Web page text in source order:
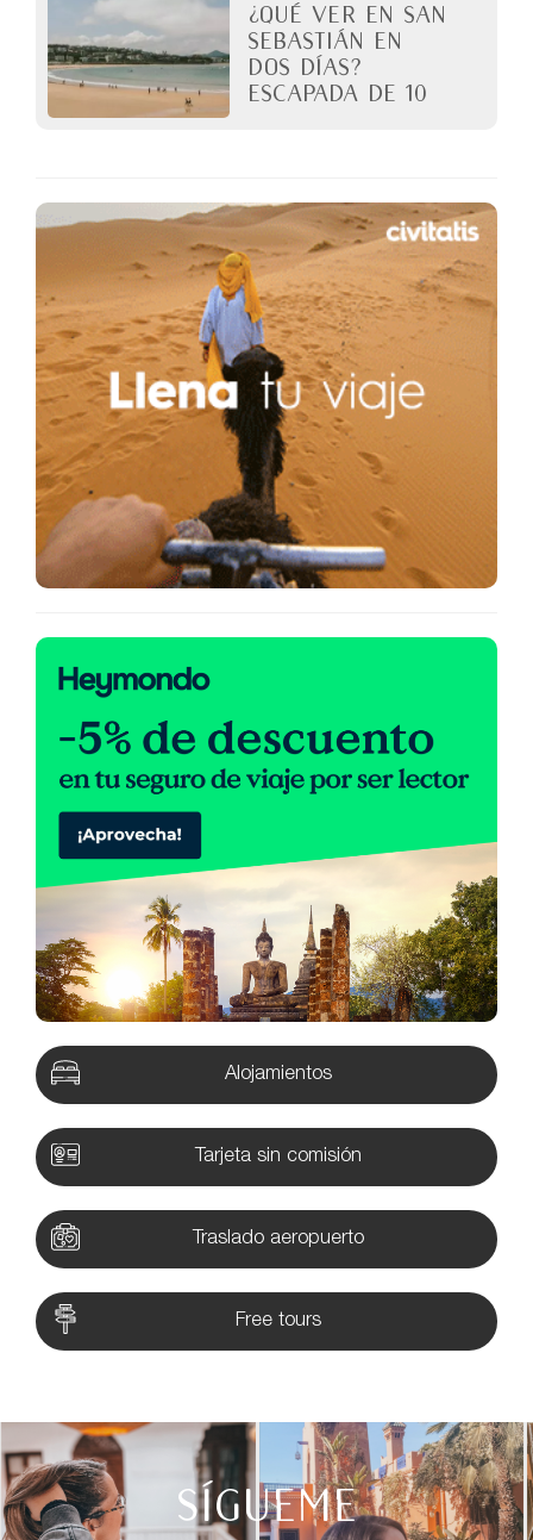
¿Qué ver en San
Sebastián en
dos días?
Escapada de 10
Alojamientos
Tarjeta sin comisión
Traslado aeropuerto
Free tours
SÍGUEME